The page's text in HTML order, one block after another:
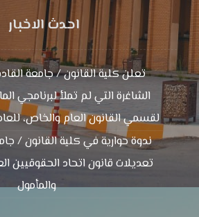
احدث الاخبار
تعلن كلية القانون / جامعة
الشاغرة التي لم تملأ لبرنامجي
لقسمي القانون العام والخاص، للعام
ندوة حوارية في كلية القانون /
تعديلات قانون اتحاد الحقوقيين
والمأمول